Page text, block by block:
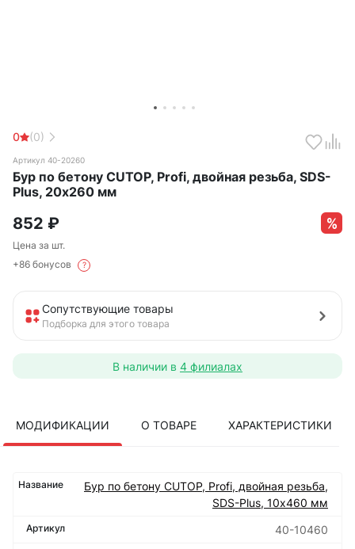
0 (0)
Артикул 40-20260
Бур по бетону CUTOP, Profi, двойная резьба, SDS-
Plus, 20х260 мм
852 ₽
Цена за шт.
+86 бонусов
?
Сопутствующие товары
Подборка для этого товара
В наличии в 4 филиалах
МОДИФИКАЦИИ О ТОВАРЕ ХАРАКТЕРИСТИКИ
Бур по бетону CUTOP, Profi, двойная резьба,
SDS-Plus, 10х460 мм
40-10460